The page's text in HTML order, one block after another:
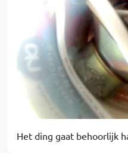
Het ding gaat behoorlijk